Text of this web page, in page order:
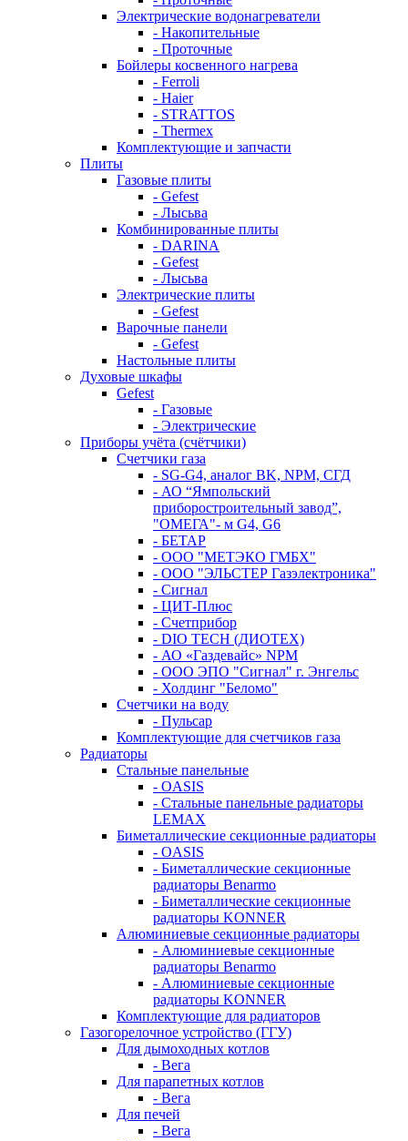
Электрические водонагреватели
- Накопительные
- Проточные
Бойлеры косвенного нагрева
- Ferroli
- Haier
- STRATTOS
- Thermex
Комплектующие и запчасти
Плиты
Газовые плиты
- Gefest
- Лысьва
Комбинированные плиты
- DARINA
- Gefest
- Лысьва
Электрические плиты
- Gefest
Варочные панели
- Gefest
Настольные плиты
Духовые шкафы
Gefest
- Газовые
- Электрические
Приборы учёта (счётчики)
Счетчики газа
- SG-G4, аналог BK, NPM, СГД
- АО “Ямпольский
приборостроительный завод”,
"ОМЕГА"- м G4, G6
- БЕТАР
- ООО "МЕТЭКО ГМБХ"
- ООО "ЭЛЬСТЕР Газэлектроника"
- Сигнал
- ЦИТ-Плюс
- Счетприбор
- DIO TECH (ДИОТЕХ)
- АО «Газдевайс» NPM
- ООО ЭПО "Сигнал" г. Энгельс
- Холдинг "Беломо"
Счетчики на воду
- Пульсар
Комплектующие для счетчиков газа
Радиаторы
Стальные панельные
- OASIS
- Стальные панельные радиаторы
LEMAX
Биметаллические секционные радиаторы
- OASIS
- Биметаллические секционные
радиаторы Benarmo
- Биметаллические секционные
радиаторы KONNER
Алюминиевые секционные радиаторы
- Алюминиевые секционные
радиаторы Benarmo
- Алюминиевые секционные
радиаторы KONNER
Комплектующие для радиаторов
Газогорелочное устройство (ГГУ)
Для дымоходных котлов
- Вега
Для парапетных котлов
- Вега
Для печей
- Вега